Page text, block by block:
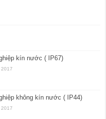
kín nước ( IP67)
không kín nước ( IP44)